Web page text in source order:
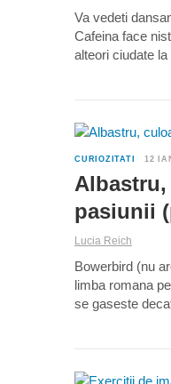
Va vedeti
Cafeina face
alteori ciudate
CURIOZITATI 12
pasiunii
Lucia Reich
Bowerbird (nu
limba romana
se gaseste